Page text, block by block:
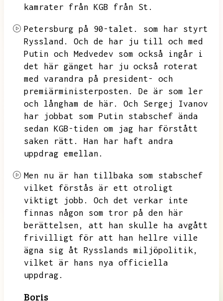
kamrater från KGB från St.
Petersburg på 90-talet.
som har styrt
Ryssland.
Och de har ju till och med
Putin och Medvedev som också ingår i
det här gänget har ju också roterat
med varandra på president- och
premiärministerposten.
De är som ler
och långham de här.
Och Sergej Ivanov
har jobbat som Putin stabschef ända
sedan KGB-tiden om jag har förstått
saken rätt.
Han har haft andra
uppdrag emellan.
Men nu är han tillbaka som stabschef
vilket förstås är ett otroligt
viktigt jobb.
Och det verkar inte
finnas någon som tror på den här
berättelsen,
att han skulle ha avgått
frivilligt för att han hellre ville
ägna sig åt Rysslands miljöpolitik,
vilket är hans nya officiella
uppdrag.
Boris